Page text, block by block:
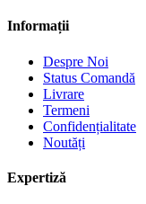
Informații
Despre Noi
Status Comandă
Livrare
Termeni
Confidențialitate
Noutăți
Expertiză